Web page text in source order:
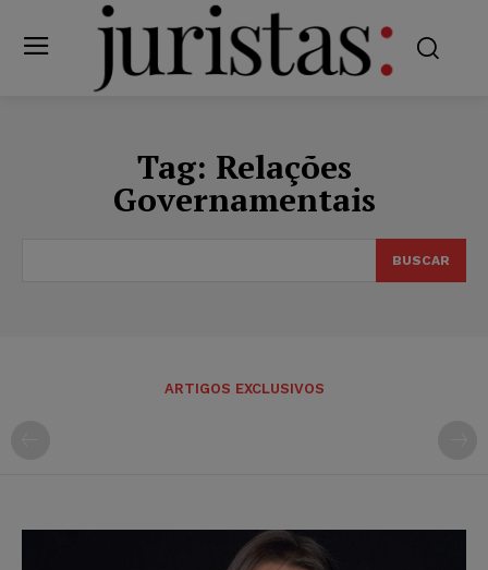
Tag: Relações
Governamentais
BUSCAR
ARTIGOS EXCLUSIVOS